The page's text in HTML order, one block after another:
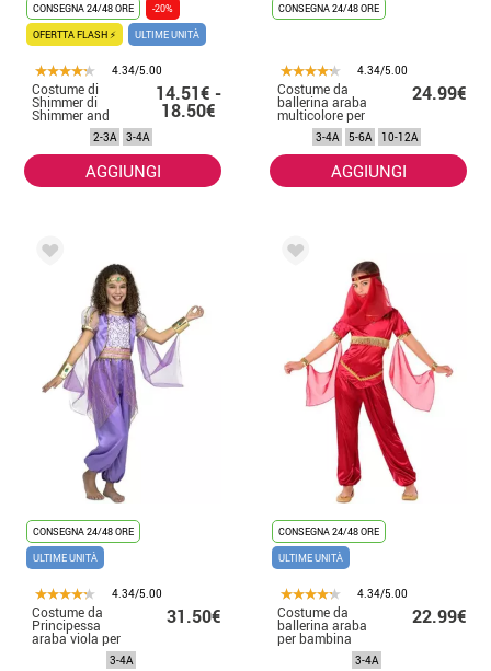
CONSEGNA 24/48 ORE
-20%
OFERTTA FLASH ⚡
ULTIME UNITÀ
4.34/5.00
Costume di
Shimmer di
Shimmer and
14.51€ -
18.50€
2-3A 3-4A
AGGIUNGI
CONSEGNA 24/48 ORE
4.34/5.00
Costume da
ballerina araba
multicolore per
bambina
24.99€
3-4A 5-6A 10-12A
AGGIUNGI
CONSEGNA 24/48 ORE
ULTIME UNITÀ
4.34/5.00
Costume da
Principessa
araba viola per
31.50€
3-4A
CONSEGNA 24/48 ORE
ULTIME UNITÀ
4.34/5.00
Costume da
ballerina araba
per bambina
22.99€
3-4A